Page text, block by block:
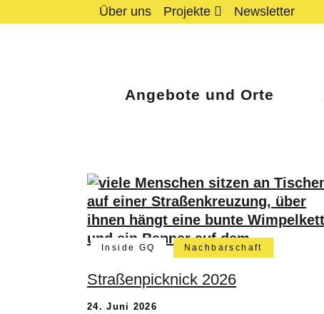
Über uns Projekte Newsletter
Angebote und Orte
Inside GQ Nachbarschaft
Straßenpicknick 2026
24. Juni 2026